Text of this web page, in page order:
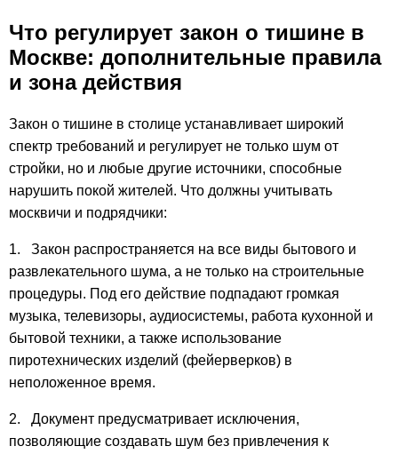
Что регулирует закон о тишине в
Москве: дополнительные правила
и зона действия
Закон о тишине в столице устанавливает широкий
спектр требований и регулирует не только шум от
стройки, но и любые другие источники, способные
нарушить покой жителей. Что должны учитывать
москвичи и подрядчики:
1. Закон распространяется на все виды бытового и
развлекательного шума, а не только на строительные
процедуры. Под его действие подпадают громкая
музыка, телевизоры, аудиосистемы, работа кухонной и
бытовой техники, а также использование
пиротехнических изделий (фейерверков) в
неположенное время.
2. Документ предусматривает исключения,
позволяющие создавать шум без привлечения к